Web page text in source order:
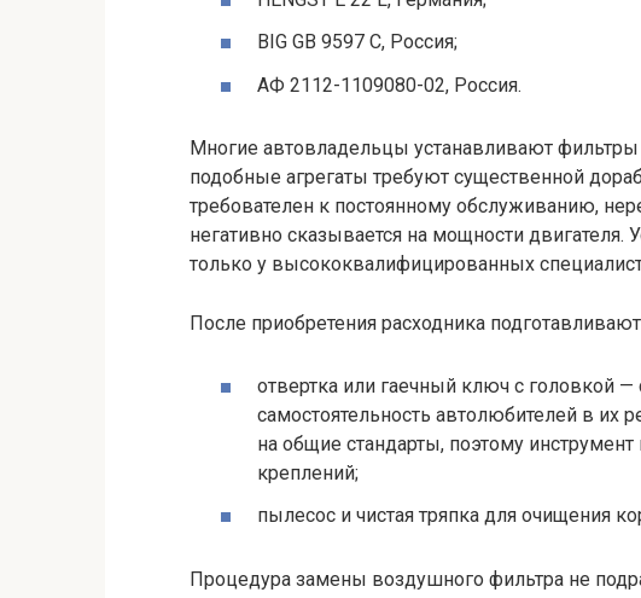
BIG GB 9597 C, Россия;
АФ 2112-1109080-02, Россия.
Многие автовладельцы устанавливают фильтры
подобные агрегаты требуют существенной
требователен к постоянному обслуживанию,
негативно сказывается на мощности двигателя.
только у высококвалифицированных
После приобретения расходника подготавливают
отвертка или гаечный ключ с головкой
самостоятельность автолюбителей в их
на общие стандарты, поэтому
креплений;
пылесос и чистая тряпка для очищения
Процедура замены воздушного фильтра не